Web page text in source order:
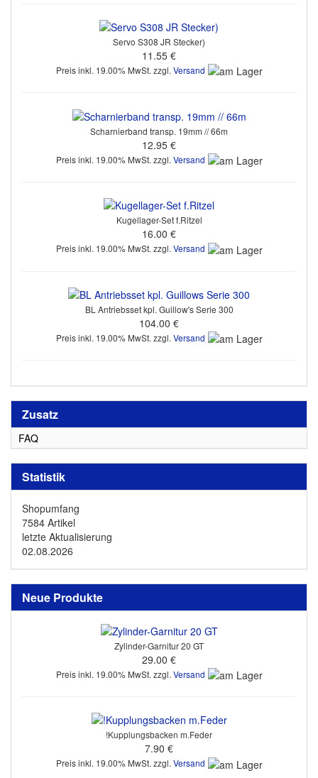
Servo S308 JR Stecker)
11.55 €
Preis inkl. 19.00% MwSt. zzgl. Versand
Scharnierband transp. 19mm // 66m
12.95 €
Preis inkl. 19.00% MwSt. zzgl. Versand
Kugellager-Set f.Ritzel
16.00 €
Preis inkl. 19.00% MwSt. zzgl. Versand
BL Antriebsset kpl. Guillow's Serie 300
104.00 €
Preis inkl. 19.00% MwSt. zzgl. Versand
Zusatz
FAQ
Statistik
Shopumfang
7584 Artikel
letzte Aktualisierung
02.08.2026
Neue Produkte
Zylinder-Garnitur 20 GT
29.00 €
Preis inkl. 19.00% MwSt. zzgl. Versand
!Kupplungsbacken m.Feder
7.90 €
Preis inkl. 19.00% MwSt. zzgl. Versand